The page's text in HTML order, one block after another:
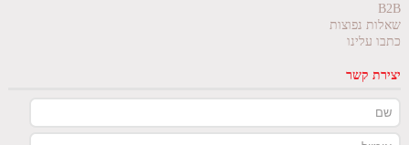
B2B
שאלות נפוצות
כתבו עלינו
יצירת קשר